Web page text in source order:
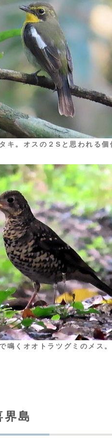
キ。オスの２Sと思われる個
鳴くオオトラツグミのメス。
島